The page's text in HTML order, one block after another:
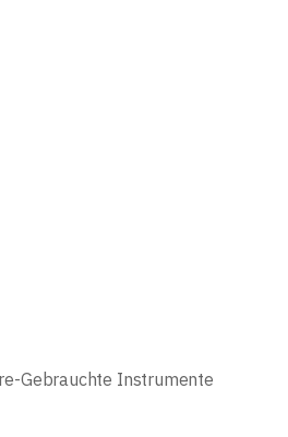
Gebrauchte Instrumente